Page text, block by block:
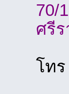
70/
ศรี
โท